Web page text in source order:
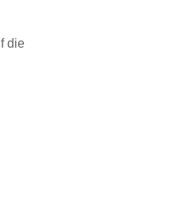
die